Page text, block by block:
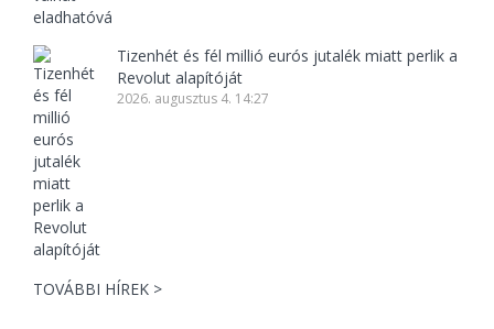
Tizenhét és fél millió eurós jutalék miatt perlik a
Revolut alapítóját
2026. augusztus 4. 14:27
TOVÁBBI HÍREK >